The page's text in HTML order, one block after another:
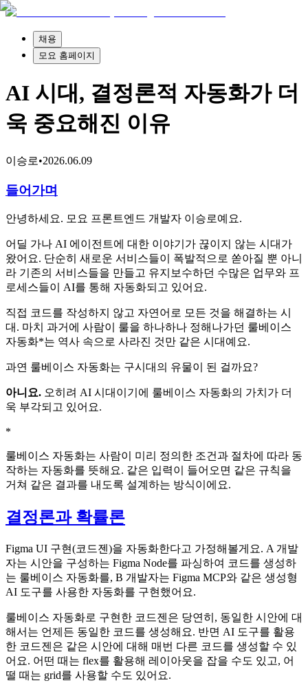
채용
모요 홈페이지
AI 시대, 결정론적 자동화가 더
욱 중요해진 이유
이승로•2026.06.09
들어가며
안녕하세요. 모요 프론트엔드 개발자 이승로예요.
어딜 가나 AI 에이전트에 대한 이야기가 끊이지 않는 시대가
왔어요. 단순히 새로운 서비스들이 폭발적으로 쏟아질 뿐 아니
라 기존의 서비스들을 만들고 유지보수하던 수많은 업무와 프
로세스들이 AI를 통해 자동화되고 있어요.
직접 코드를 작성하지 않고 자연어로 모든 것을 해결하는 시
대. 마치 과거에 사람이 룰을 하나하나 정해나가던 룰베이스
자동화*는 역사 속으로 사라진 것만 같은 시대예요.
과연 룰베이스 자동화는 구시대의 유물이 된 걸까요?
아니요. 오히려 AI 시대이기에 룰베이스 자동화의 가치가 더
욱 부각되고 있어요.
*
룰베이스 자동화는 사람이 미리 정의한 조건과 절차에 따라 동
작하는 자동화를 뜻해요. 같은 입력이 들어오면 같은 규칙을
거쳐 같은 결과를 내도록 설계하는 방식이에요.
결정론과 확률론
Figma UI 구현(코드젠)을 자동화한다고 가정해볼게요. A 개발
자는 시안을 구성하는 Figma Node를 파싱하여 코드를 생성하
는 룰베이스 자동화를, B 개발자는 Figma MCP와 같은 생성형
AI 도구를 사용한 자동화를 구현했어요.
룰베이스 자동화로 구현한 코드젠은 당연히, 동일한 시안에 대
해서는 언제든 동일한 코드를 생성해요. 반면 AI 도구를 활용
한 코드젠은 같은 시안에 대해 매번 다른 코드를 생성할 수 있
어요. 어떤 때는 flex를 활용해 레이아웃을 잡을 수도 있고, 어
떨 때는 grid를 사용할 수도 있어요.